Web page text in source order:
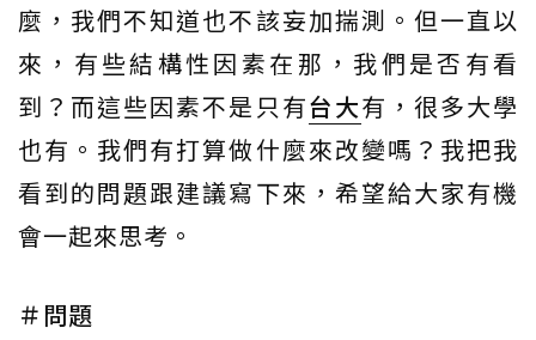
麼，我們不知道也不該妄加揣測。但一直以
來，有些結構性因素在那，我們是否有看
到？而這些因素不是只有台大有，很多大學
也有。我們有打算做什麼來改變嗎？我把我
看到的問題跟建議寫下來，希望給大家有機
會一起來思考。
＃問題